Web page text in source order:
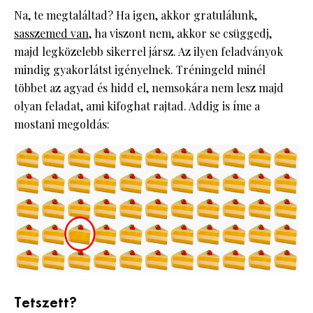
Na, te megtaláltad? Ha igen, akkor gratulálunk,
sasszemed van, ha viszont nem, akkor se csüggedj,
majd legközelebb sikerrel jársz. Az ilyen feladványok
mindig gyakorlátst igényelnek. Tréningeld minél
többet az agyad és hidd el, nemsokára nem lesz majd
olyan feladat, ami kifoghat rajtad. Addig is íme a
mostani megoldás:
Tetszett?